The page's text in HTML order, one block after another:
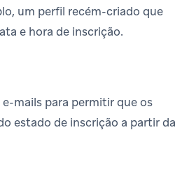
um perfil recém-criado que
e hora de inscrição.
mails para permitir que os
estado de inscrição a partir da